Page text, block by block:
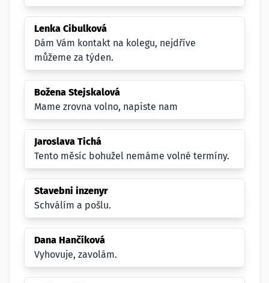
Lenka Cibulková
Dám Vám kontakt na kolegu, nejdříve
můžeme za týden.
Božena Stejskalová
Mame zrovna volno, napiste nam
Jaroslava Tichá
Tento měsíc bohužel nemáme volné termíny.
Stavebni inzenyr
Schválím a pošlu.
Dana Hančíková
Vyhovuje, zavolám.